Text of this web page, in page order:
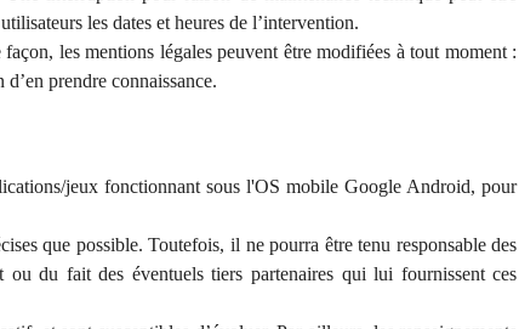
les dates et heures de l’intervention.
les mentions légales peuvent être modifiées à tout moment :
prendre connaissance.
jeux fonctionnant sous l'OS mobile Google Android, pour
que possible. Toutefois, il ne pourra être tenu responsable des
du fait des éventuels tiers partenaires qui lui fournissent ces